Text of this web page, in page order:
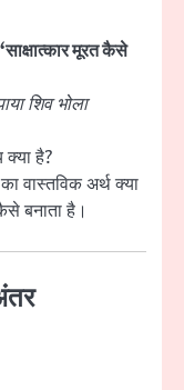
मूरत कैसे
शिव भोला
है?
का वास्तविक अर्थ क्या
बनाता है।